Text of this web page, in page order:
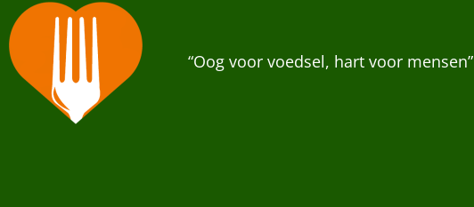
“Oog voor voedsel, hart voor mensen”